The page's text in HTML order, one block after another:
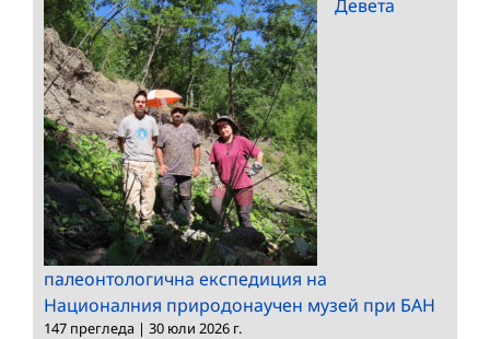
Девета
палеонтологична експедиция на
Националния природонаучен музей при БАН
147 прегледа | 30 юли 2026 г.